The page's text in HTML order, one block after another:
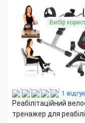
Вибір
1 відгук
Реабілітаційний
тренажер для